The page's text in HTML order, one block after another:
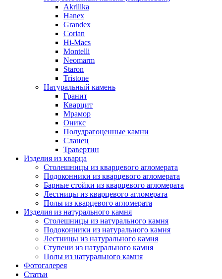
Akrilika
Hanex
Grandex
Corian
Hi-Macs
Montelli
Neomarm
Staron
Tristone
Натуральный камень
Гранит
Кварцит
Мрамор
Оникс
Полудрагоценные камни
Сланец
Травертин
Изделия из кварца
Столешницы из кварцевого агломерата
Подоконники из кварцевого агломерата
Барные стойки из кварцевого агломерата
Лестницы из кварцевого агломерата
Полы из кварцевого агломерата
Изделия из натурального камня
Столешницы из натурального камня
Подоконники из натурального камня
Лестницы из натурального камня
Ступени из натурального камня
Полы из натурального камня
Фотогалерея
Статьи